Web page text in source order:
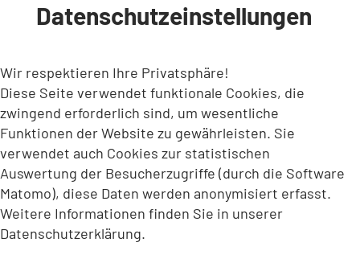
INHALT ANSPRINGEN
Datenschutzeinstellungen
Wir respektieren Ihre Privatsphäre!
Diese Seite verwendet funktionale Cookies, die
zwingend erforderlich sind, um wesentliche
Funktionen der Website zu gewährleisten. Sie
verwendet auch Cookies zur statistischen
Auswertung der Besucherzugriffe (durch die Software
Matomo), diese Daten werden anonymisiert erfasst.
Weitere Informationen finden Sie in unserer
Datenschutzerklärung.